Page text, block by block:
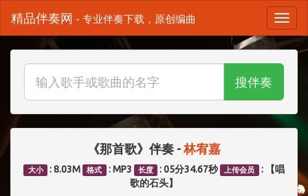
精品伴奏网 - 专业伴奏下载，原创编曲
搜伴奏
《那首歌》伴奏 -林宥嘉
大小 : 8.03M 格式 : MP3 长度 : 05分34.67秒 上传会员
: 【唱
歌的石头】